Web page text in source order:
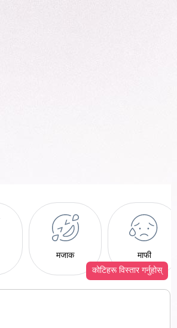
मजाक
माफी
कोटिहरू विस्तार गर्नुहोस्